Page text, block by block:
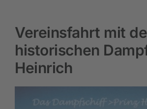
Vereinsfahrt mit
historischen
Heinrich